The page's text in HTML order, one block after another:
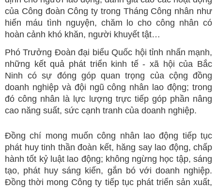
của Công đoàn Công ty trong Tháng Công nhân như
hiến máu tình nguyện, chăm lo cho công nhân có
hoàn cảnh khó khăn, người khuyết tật…
Phó Trưởng Đoàn đại biểu Quốc hội tỉnh nhấn mạnh,
những kết quả phát triển kinh tế - xã hội của Bắc
Ninh có sự đóng góp quan trọng của cộng đồng
doanh nghiệp và đội ngũ công nhân lao động; trong
đó công nhân là lực lượng trực tiếp góp phần nâng
cao năng suất, sức cạnh tranh của doanh nghiệp.
Đồng chí mong muốn công nhân lao động tiếp tục
phát huy tinh thần đoàn kết, hăng say lao động, chấp
hành tốt kỷ luật lao động; không ngừng học tập, sáng
tạo, phát huy sáng kiến, gắn bó với doanh nghiệp.
Đồng thời mong Công ty tiếp tục phát triển sản xuất,